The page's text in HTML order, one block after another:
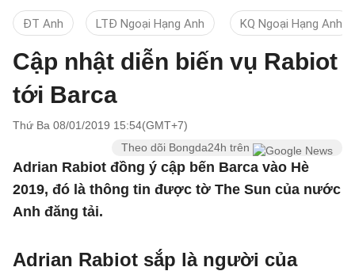
ĐT Anh LTĐ Ngoại Hạng Anh KQ Ngoại Hạng Anh
Cập nhật diễn biến vụ Rabiot
tới Barca
Thứ Ba 08/01/2019 15:54(GMT+7)
Theo dõi Bongda24h trên
Adrian Rabiot đồng ý cập bến Barca vào Hè
2019, đó là thông tin được tờ The Sun của nước
Anh đăng tải.
Adrian Rabiot sắp là người của